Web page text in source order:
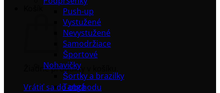
Žiadne produkty v košíku.
Vrátiť sa do obchodu
Push-up
Vystužené
Nevystužené
Samodržiace
Športové
Nohavičky
Šortky a brazilky
Tangá